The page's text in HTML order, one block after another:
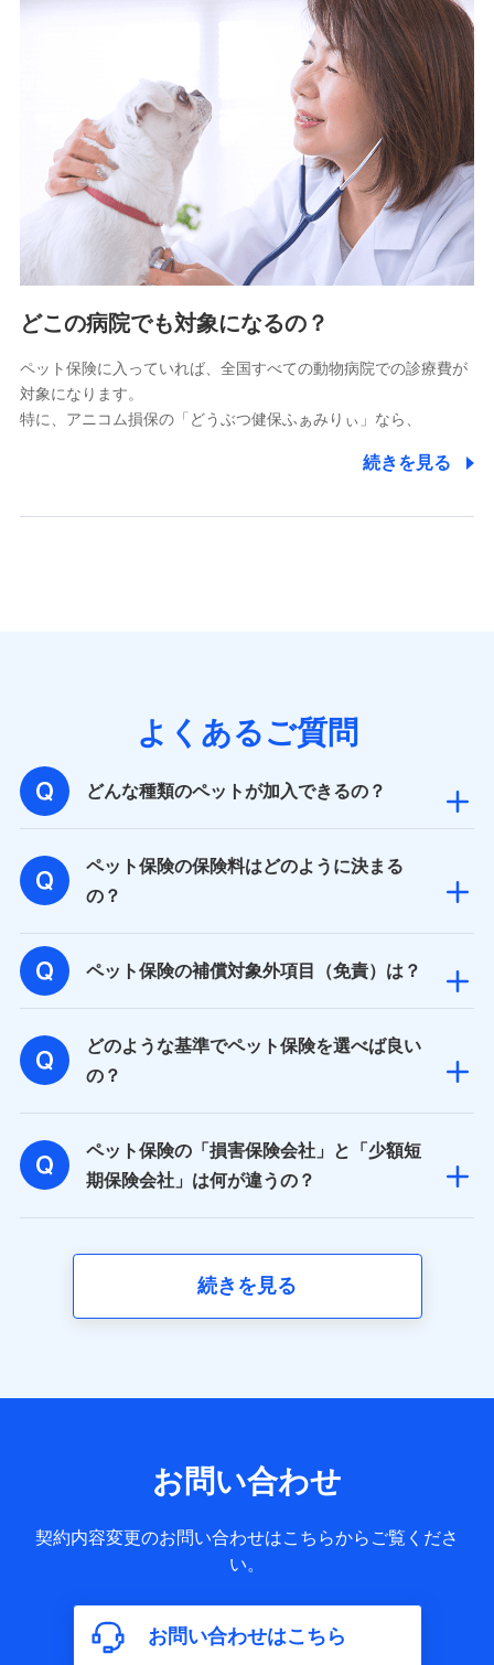
各種お問い合わせに対応するため
10.受託業務の 個人情報
受託業務の遂行およびこれらに準ずる業務の遂行のため
11.マイカー通勤管理クラウド並びに法人向けASPサー
ビスに関してのお問い合わせ情報
各種お問い合わせに対応するため
をお送りするため
アンケートの送付のため
分析するため
当社の対応品質向上やお問い合わせ内容の正確な把握のため
個人情報保護管理者の職名、連絡先
株式会社ドコモ・インシュアランス 営業部長
当社は利用目的の達成に必要な範囲内において個人情報
の取り扱いの全部または一部を委託する場合がありま
す。
当社は株式会社NTTドコモとの間で、以下のとおり個
人データを共同利用します。
【共同して利用される利用データの項目】
当社又は株式会社NTTドコモがサービス提供等を通じて
基本情報
氏名、電話番号、メールアドレス、お客さまの識別子、属
性、連絡先、dポイントサービスのご利用に関する情報。例
として、dポイントカード番号、性別、年齢、家族構成、住
利用情報
当社又は株式会社NTTドコモが提供する各種サービスなどの
ご契約・ご利用などに関する情報。例として、当社又は株式
会社NTTドコモが提供する各種サービスのご契約状態・ご利
ーション利用時の行動に関する情報、購入されたサービスや
商品の名称・購入場所・決済に関する情報、アンケートの回
答に関する情報などが含まれます。
保険関連サービス情報
た情報（氏名、住所、生年月日、性別、保険契約者と被保険
の構造や築年数などの情報、ペットの種類や年齢など）及び
お客様との応対記録 （お客様に提示した比較見積の試算結
歴の情報及び保険の更改案内等を提供した際のメール内容や
送信履歴などの情報）が含まれます。
約に関する情報。例として、保険契約者及び被保険者の氏
名、住所、生年月日、性別、保険契約者と被保険者の関係、
保険加入の目的、保険商品の内容、保険料、保険料のお支払
どこの病院でも対象になるの？
ペット保険に入っていれば、全国すべての動物病院での診療費が
対象になります。
特に、アニコム損保の「どうぶつ健保ふぁみりぃ」なら、
続きを見る
よくあるご質問
どんな種類のペットが加入できるの？
ペット保険の保険料はどのように決まる
の？
ペット保険の補償対象外項目（免責）は？
どのような基準でペット保険を選べば良い
の？
ペット保険の「損害保険会社」と「少額短
期保険会社」は何が違うの？
続きを見る
お問い合わせ
契約内容変更のお問い合わせはこちらからご覧くださ
い。
お問い合わせはこちら